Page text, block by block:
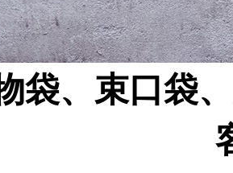
袋、束口袋